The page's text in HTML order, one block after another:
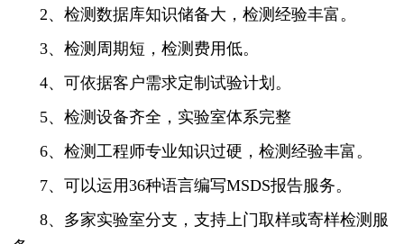
2、检测数据库知识储备大，检测经验丰富。
3、检测周期短，检测费用低。
4、可依据客户需求定制试验计划。
5、检测设备齐全，实验室体系完整
6、检测工程师专业知识过硬，检测经验丰富。
7、可以运用36种语言编写MSDS报告服务。
8、多家实验室分支，支持上门取样或寄样检测服